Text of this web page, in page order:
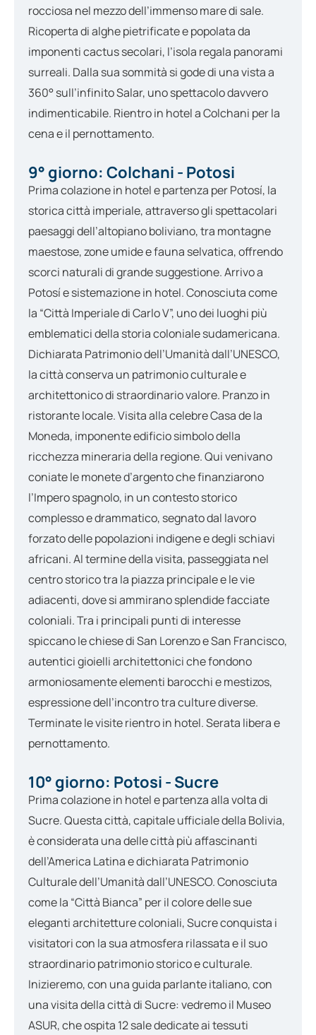
rocciosa nel mezzo dell’immenso mare di sale.
Ricoperta di alghe pietrificate e popolata da
imponenti cactus secolari, l’isola regala panorami
surreali. Dalla sua sommità si gode di una vista a
360° sull’infinito Salar, uno spettacolo davvero
indimenticabile. Rientro in hotel a Colchani per la
cena e il pernottamento.
9° giorno: Colchani - Potosi
Prima colazione in hotel e partenza per Potosí, la
storica città imperiale, attraverso gli spettacolari
paesaggi dell’altopiano boliviano, tra montagne
maestose, zone umide e fauna selvatica, offrendo
scorci naturali di grande suggestione. Arrivo a
Potosí e sistemazione in hotel.Conosciuta come
la “Città Imperiale di Carlo V”, uno dei luoghi più
emblematici della storia coloniale sudamericana.
Dichiarata Patrimonio dell’Umanità dall’UNESCO,
la città conserva un patrimonio culturale e
architettonico di straordinario valore. Pranzo in
ristorante locale. Visita alla celebre Casa de la
Moneda, imponente edificio simbolo della
ricchezza mineraria della regione. Qui venivano
coniate le monete d’argento che finanziarono
l’Impero spagnolo, in un contesto storico
complesso e drammatico, segnato dal lavoro
forzato delle popolazioni indigene e degli schiavi
africani. Al termine della visita, passeggiata nel
centro storico tra la piazza principale e le vie
adiacenti, dove si ammirano splendide facciate
coloniali. Tra i principali punti di interesse
spiccano le chiese di San Lorenzo e San Francisco,
autentici gioielli architettonici che fondono
armoniosamente elementi barocchi e mestizos,
espressione dell’incontro tra culture diverse.
Terminate le visite rientro in hotel. Serata libera e
pernottamento.
10° giorno: Potosi - Sucre
Prima colazione in hotel e partenza alla volta di
Sucre. Questa città, capitale ufficiale della Bolivia,
è considerata una delle città più affascinanti
dell’America Latina e dichiarata Patrimonio
Culturale dell’Umanità dall’UNESCO. Conosciuta
come la “Città Bianca” per il colore delle sue
eleganti architetture coloniali, Sucre conquista i
visitatori con la sua atmosfera rilassata e il suo
straordinario patrimonio storico e culturale.
Inizieremo, con una guida parlante italiano, con
una visita della città di Sucre: vedremo il Museo
ASUR, che ospita 12 sale dedicate ai tessuti